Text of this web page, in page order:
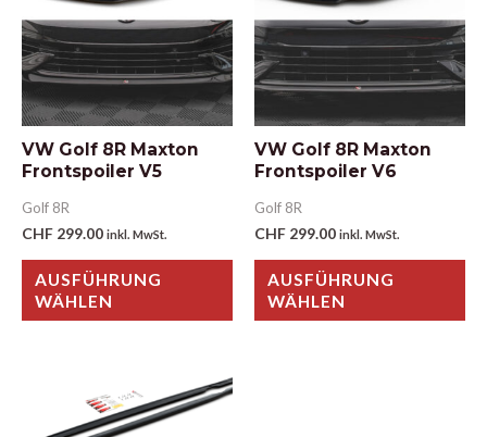
VW Golf 8R Maxton
Frontspoiler V5
Golf 8R
CHF 299.00 inkl. MwSt.
AUSFÜHRUNG
WÄHLEN
VW Golf 8R Maxton
Frontspoiler V6
Golf 8R
CHF 299.00 inkl. MwSt.
AUSFÜHRUNG
WÄHLEN